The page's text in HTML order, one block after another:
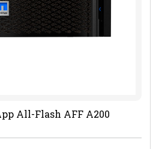
All-Flash AFF A200